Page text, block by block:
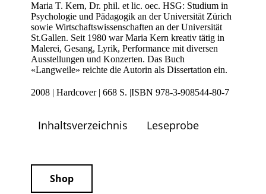
Maria T. Kern, Dr. phil. et lic. oec. HSG: Studium in
Psychologie und Pädagogik an der Universität Zürich
sowie Wirtschaftswissenschaften an der Universität
St.Gallen. Seit 1980 war Maria Kern kreativ tätig in
Malerei, Gesang, Lyrik, Performance mit diversen
Ausstellungen und Konzerten. Das Buch
«Langweile» reichte die Autorin als Dissertation ein.
2008 | Hardcover | 668 S. |ISBN 978-3-908544-80-7
Inhaltsverzeichnis Leseprobe
Shop